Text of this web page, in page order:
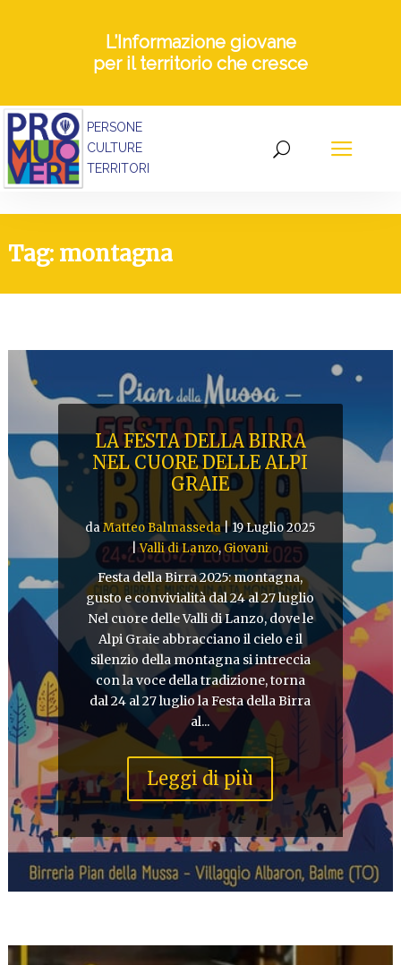
L’Informazione giovane
per il territorio che cresce
PERSONE
CULTURE
TERRITORI
Tag: montagna
LA FESTA DELLA BIRRA
NEL CUORE DELLE ALPI
GRAIE
daMatteo Balmasseda|19 Luglio 2025
|Valli di Lanzo,Giovani
Festa della Birra 2025: montagna,
gusto e convivialità dal 24 al 27 luglio
Nel cuore delle Valli di Lanzo, dove le
Alpi Graie abbracciano il cielo e il
silenzio della montagna si intreccia
con la voce della tradizione, torna
dal 24 al 27 luglio la Festa della Birra
al...
Leggi di più